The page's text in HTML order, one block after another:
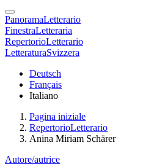
PanoramaLetterario
FinestraLetteraria
RepertorioLetterario
LetteraturaSvizzera
Deutsch
Français
Italiano
Pagina iniziale
RepertorioLetterario
Anina Miriam Schärer
Autore/autrice